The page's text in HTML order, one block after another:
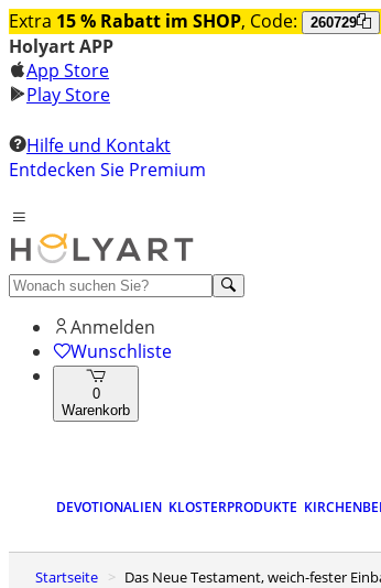
Extra 15 % Rabatt im SHOP, Code: 260729
Holyart APP
App Store
Play Store
Hilfe und Kontakt
Entdecken Sie Premium
Anmelden
Wunschliste
0
Warenkorb
DEVOTIONALIEN KLOSTERPRODUKTE
Startseite Das Neue Testament, weich-fester